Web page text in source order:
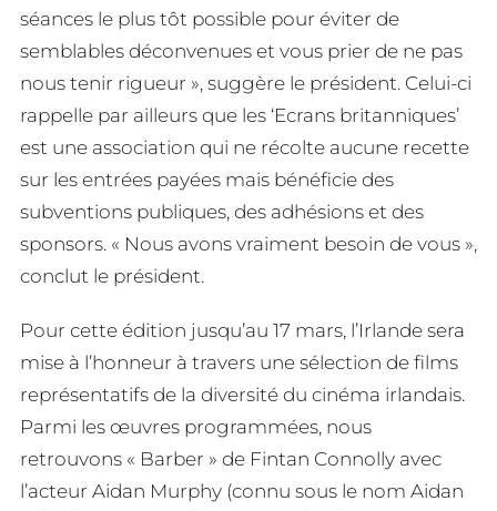
séances le plus tôt possible pour éviter de
semblables déconvenues et vous prier de ne pas
nous tenir rigueur », suggère le président. Celui-ci
rappelle par ailleurs que les ‘Ecrans britanniques’
est une association qui ne récolte aucune recette
sur les entrées payées mais bénéficie des
subventions publiques, des adhésions et des
sponsors. « Nous avons vraiment besoin de vous »,
conclut le président.
Pour cette édition jusqu’au 17 mars, l’Irlande sera
mise à l’honneur à travers une sélection de films
représentatifs de la diversité du cinéma irlandais.
Parmi les œuvres programmées, nous
retrouvons « Barber » de Fintan Connolly avec
l’acteur Aidan Murphy (connu sous le nom Aidan